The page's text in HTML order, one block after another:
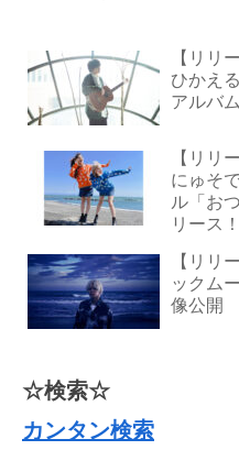
【リリ
ひかえ
アルバ
【リリ
にゅそ
ル「お
リース！
【リリ
ックム
像公開
☆検索☆
カンタン検索